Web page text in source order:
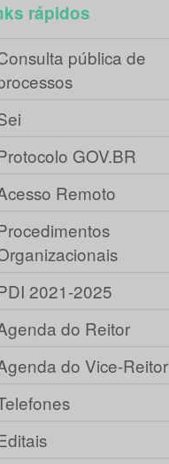
rápidos
pública de
GOV.BR
Remoto
2021-2025
do Reitor
do Vice-Reitor